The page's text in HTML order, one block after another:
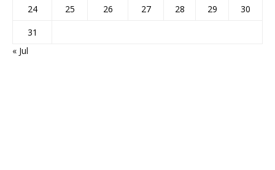
24
25 26 27 28 29
30
31
« Jul